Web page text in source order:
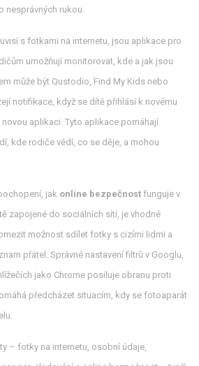
nesprávných rukou.
s fotkami na internetu, jsou aplikace pro
umožňují monitorovat, kde a jak jsou
může být Qustodio, Find My Kids nebo
notifikace, když se dítě přihlásí k novému
aplikaci. Tyto aplikace pomáhají
kde rodiče vědí, co se děje, a mohou
jak online bezpečnost funguje v
zapojené do sociálních sítí, je vhodné
možnost sdílet fotky s cizími lidmi a
přátel. Správné nastavení filtrů v Googlu,
jako Chrome posiluje obranu proti
předcházet situacím, kdy se fotoaparát
– fotky na internetu, osobní údaje,